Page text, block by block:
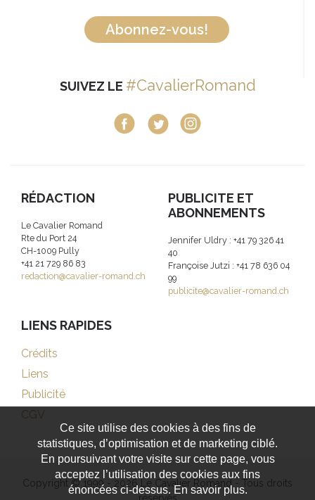
Abonnez-vous!
SUIVEZ LE #CavalierRomand
RÉDACTION
Le Cavalier Romand
Rte du Port 24
CH-1009 Pully
+41 21 729 86 83
redaction@cavalier-romand.ch
PUBLICITE ET
ABONNEMENTS
Jennifer Uldry : +41 79 326 41
40
Françoise Jutzi : +41 78 636 04
99
publicite@cavalier-romand.ch
LIENS RAPIDES
Crédits
Liens
Publicité
CGV
Copyright © 1999 - 2026 Le Cavalier Romand - Tous droits
Ce site utilise des cookies à des fins de
statistiques, d’optimisation et de marketing ciblé.
En poursuivant votre visite sur cette page, vous
acceptez l’utilisation des cookies aux fins
énoncées ci-dessus. En savoir plus.